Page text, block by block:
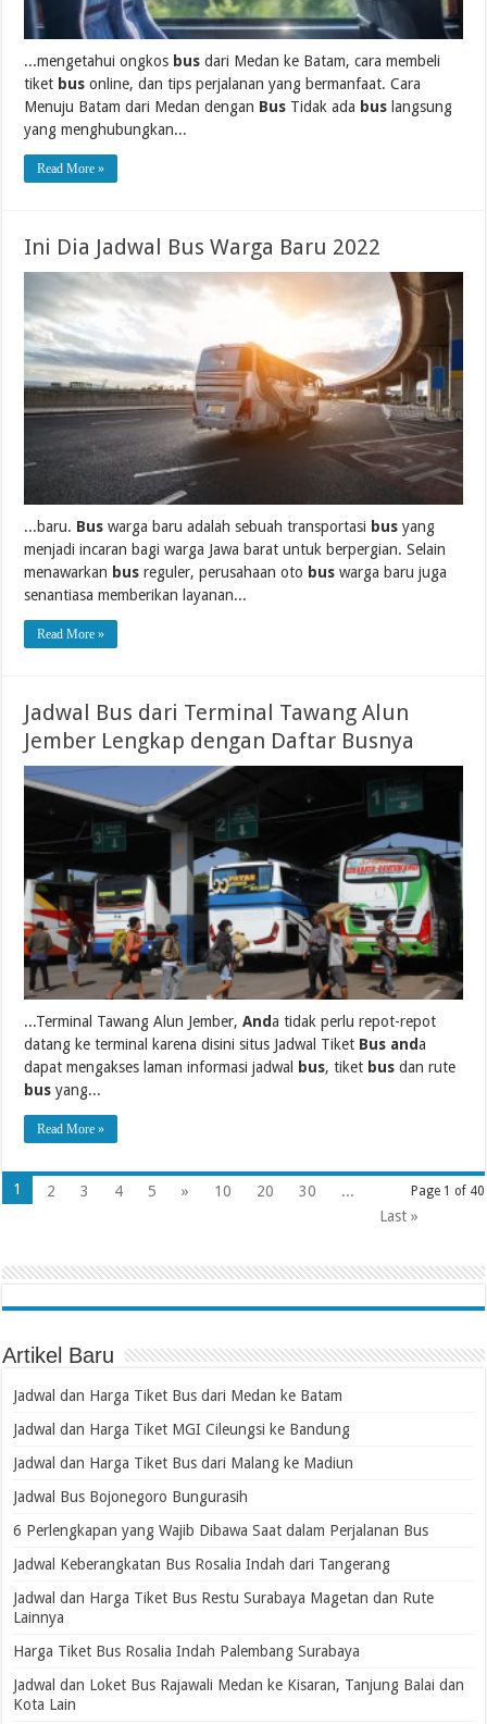
...mengetahui ongkos bus dari Medan ke Batam, cara membeli
tiket bus online, dan tips perjalanan yang bermanfaat. Cara
Menuju Batam dari Medan dengan Bus Tidak ada bus langsung
yang menghubungkan...
Read More »
Ini Dia Jadwal Bus Warga Baru 2022
...baru. Bus warga baru adalah sebuah transportasi bus yang
menjadi incaran bagi warga Jawa barat untuk berpergian. Selain
menawarkan bus reguler, perusahaan oto bus warga baru juga
senantiasa memberikan layanan...
Read More »
Jadwal Bus dari Terminal Tawang Alun
Jember Lengkap dengan Daftar Busnya
...Terminal Tawang Alun Jember,Anda tidak perlu repot-repot
datang ke terminal karena disini situs Jadwal Tiket Bus anda
dapat mengakses laman informasi jadwal
bus, tiket bus dan rute
bus yang...
Read More »
Page 1 of 40
1 2 3 4 5 » 10 20 30
...
Last »
Artikel Baru
Jadwal dan Harga Tiket Bus dari Medan ke Batam
Jadwal dan Harga Tiket MGI Cileungsi ke Bandung
Jadwal dan Harga Tiket Bus dari Malang ke Madiun
Jadwal Bus Bojonegoro Bungurasih
6 Perlengkapan yang Wajib Dibawa Saat dalam Perjalanan Bus
Jadwal Keberangkatan Bus Rosalia Indah dari Tangerang
Jadwal dan Harga Tiket Bus Restu Surabaya Magetan dan Rute
Lainnya
Harga Tiket Bus Rosalia Indah Palembang Surabaya
Jadwal dan Loket Bus Rajawali Medan ke Kisaran, Tanjung Balai dan
Kota Lain